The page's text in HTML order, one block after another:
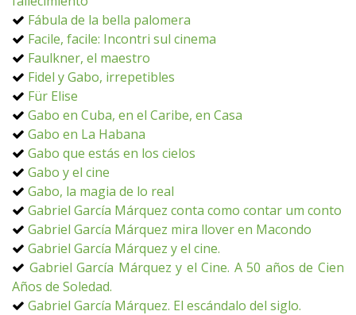
Fábula de la bella palomera
Facile, facile: Incontri sul cinema
Faulkner, el maestro
Fidel y Gabo, irrepetibles
Für Elise
Gabo en Cuba, en el Caribe, en Casa
Gabo en La Habana
Gabo que estás en los cielos
Gabo y el cine
Gabo, la magia de lo real
Gabriel García Márquez conta como contar um conto
Gabriel García Márquez mira llover en Macondo
Gabriel García Márquez y el cine.
Gabriel García Márquez y el Cine. A 50 años de Cien
Años de Soledad.
Gabriel García Márquez. El escándalo del siglo.